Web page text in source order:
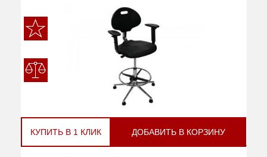
КУПИТЬ В 1 КЛИК ДОБАВИТЬ В КОРЗИНУ